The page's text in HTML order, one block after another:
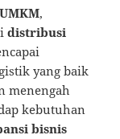
UMKM,
distribusi
yang baik
menengah
kebutuhan
bisnis